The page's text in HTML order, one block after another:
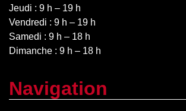
Jeudi : 9 h – 19 h
Vendredi : 9 h – 19 h
Samedi : 9 h – 18 h
Dimanche : 9 h – 18 h
Navigation